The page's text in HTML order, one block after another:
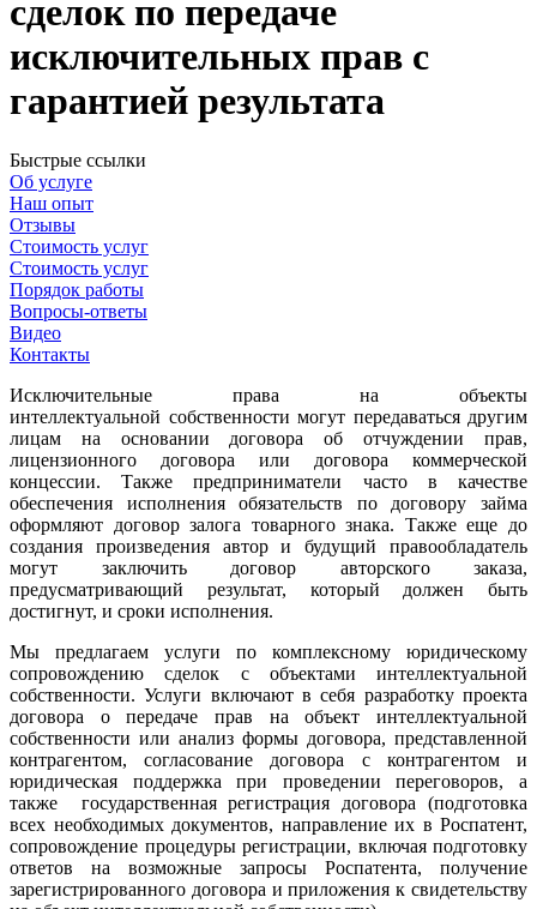
сделок по передаче
исключительных прав с
гарантией результата
Быстрые ссылки
Об услуге
Наш опыт
Отзывы
Стоимость услуг
Стоимость услуг
Порядок работы
Вопросы-ответы
Видео
Контакты
Исключительные права на объекты
интеллектуальной собственности могут передаваться другим
лицам на основании договора об отчуждении прав,
лицензионного договора или договора коммерческой
концессии. Также предприниматели часто в качестве
обеспечения исполнения обязательств по договору займа
оформляют договор залога товарного знака. Также еще до
создания произведения автор и будущий правообладатель
могут заключить договор авторского заказа,
предусматривающий результат, который должен быть
достигнут, и сроки исполнения.
Мы предлагаем услуги по комплексному юридическому
сопровождению сделок с объектами интеллектуальной
собственности.Услуги включают в себя разработку проекта
договора о передаче прав на объект интеллектуальной
собственности или анализ формы договора, представленной
контрагентом, согласование договора с контрагентом и
юридическая поддержка при проведении переговоров, а
также государственная регистрация договора (подготовка
всех необходимых документов, направление их в Роспатент,
сопровождение процедуры регистрации, включая подготовку
ответов на возможные запросы Роспатента, получение
зарегистрированного договора и приложения к свидетельству